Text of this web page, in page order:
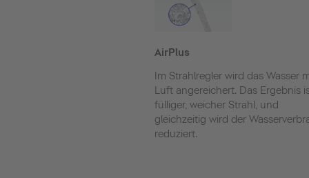
AirPlus
Im Strahlregler wird das Wasser
Luft angereichert. Das Ergebnis
fülliger, weicher Strahl, und
gleichzeitig wird der
reduziert.